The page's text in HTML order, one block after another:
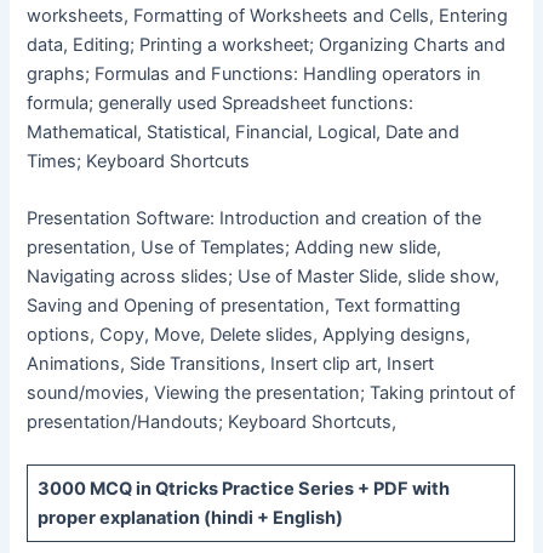
worksheets, Formatting of Worksheets and Cells, Entering
data, Editing; Printing a worksheet; Organizing Charts and
graphs; Formulas and Functions: Handling operators in
formula; generally used Spreadsheet functions:
Mathematical, Statistical, Financial, Logical, Date and
Times; Keyboard Shortcuts
Presentation Software: Introduction and creation of the
presentation, Use of Templates; Adding new slide,
Navigating across slides; Use of Master Slide, slide show,
Saving and Opening of presentation, Text formatting
options, Copy, Move, Delete slides, Applying designs,
Animations, Side Transitions, Insert clip art, Insert
sound/movies, Viewing the presentation; Taking printout of
presentation/Handouts; Keyboard Shortcuts,
3000 MCQin Qtricks Practice Series + PDF with
proper explanation (hindi + English)